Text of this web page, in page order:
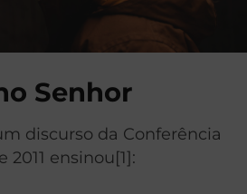
Senhor
discurso da Conferência
2011 ensinou[1]: